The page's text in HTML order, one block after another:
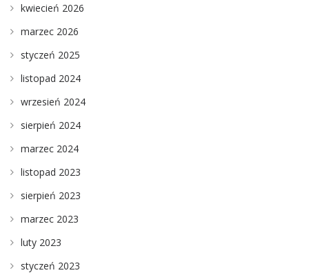
kwiecień 2026
marzec 2026
styczeń 2025
listopad 2024
wrzesień 2024
sierpień 2024
marzec 2024
listopad 2023
sierpień 2023
marzec 2023
luty 2023
styczeń 2023